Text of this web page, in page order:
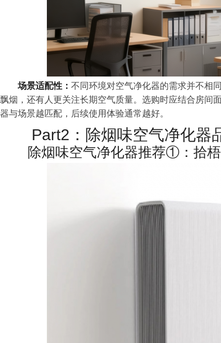
场景适配性： 不同环境对空气净化器的需求并不相
飘烟，还有人更关注长期空气质量。选购时应结合房间
器与场景越匹配，后续使用体验通常越好。
Part2：除烟味空气净化器
除烟味空气净化器推荐①：拾